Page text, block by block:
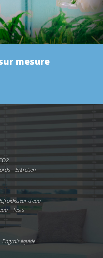
mesure
Entretien
d'eau
Tests
Engrais liquide